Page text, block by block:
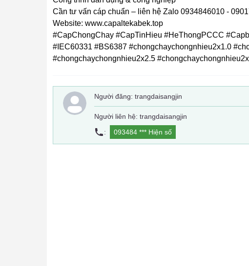
Cần tư vấn cáp chuẩn – liên hệ Zalo 0934846010 -
Website: www.capaltekabek.top
#CapChongChay #CapTinHieu #HeThongPCCC
#IEC60331 #BS6387 #chongchaychongnhieu2x1.0
#chongchaychongnhieu2x2.5
Người đăng: trangdaisangjin
Người liên hệ: trangdaisangjin
:
093484 *** Hiện số